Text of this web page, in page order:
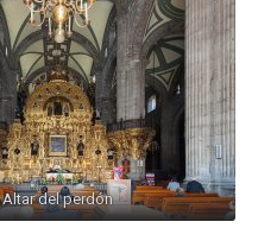
Altar del perdón